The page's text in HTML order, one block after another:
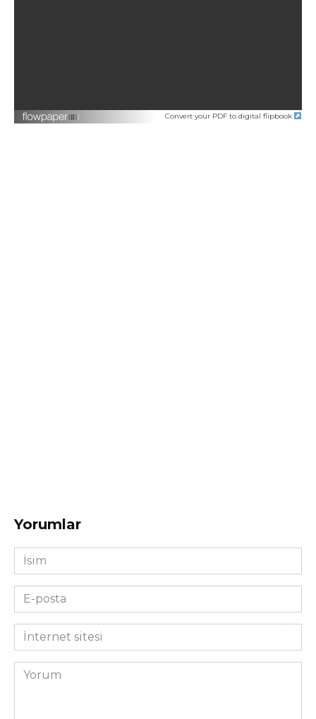
Convert your PDF to digital flipbook
Yorumlar
İsim
*
E-
posta
*İnternet
sitesi
Yorum